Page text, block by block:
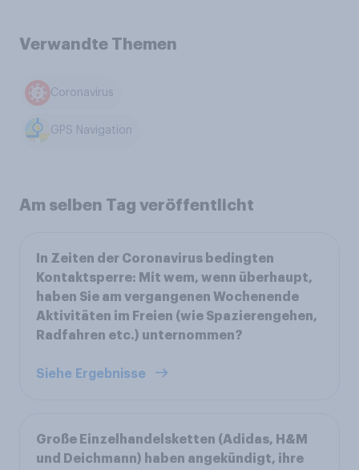
Verwandte Themen
Coronavirus
GPS Navigation
Am selben Tag veröffentlicht
In Zeiten der Coronavirus bedingten
Kontaktsperre: Mit wem, wenn überhaupt,
haben Sie am vergangenen Wochenende
Aktivitäten im Freien (wie Spazierengehen,
Radfahren etc.) unternommen?
Siehe Ergebnisse
Große Einzelhandelsketten (Adidas, H&M
und Deichmann) haben angekündigt, ihre